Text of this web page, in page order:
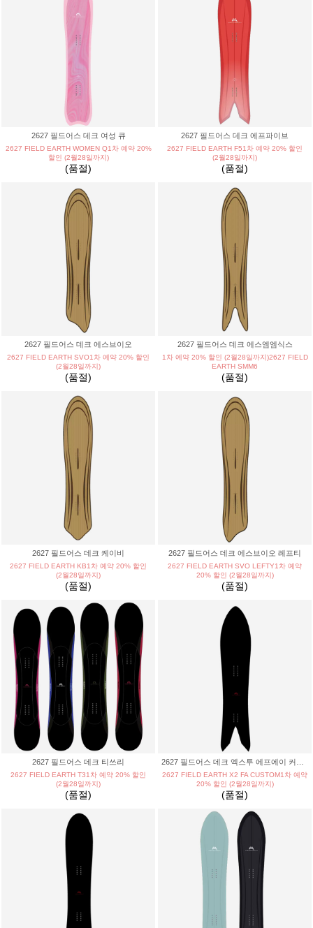
2627 필드어스 데크 여성 큐
2627 FIELD EARTH WOMEN Q1차 예약 20%
할인 (2월28일까지)
(품절)
2627 필드어스 데크 에프파이브
2627 FIELD EARTH F51차 예약 20% 할인
(2월28일까지)
(품절)
2627 필드어스 데크 에스브이오
2627 FIELD EARTH SVO1차 예약 20% 할인
(2월28일까지)
(품절)
2627 필드어스 데크 에스엠엠식스
1차 예약 20% 할인 (2월28일까지)2627 FIELD
EARTH SMM6
(품절)
2627 필드어스 데크 케이비
2627 FIELD EARTH KB1차 예약 20% 할인
(2월28일까지)
(품절)
2627 필드어스 데크 에스브이오 레프티
2627 FIELD EARTH SVO LEFTY1차 예약
20% 할인 (2월28일까지)
(품절)
2627 필드어스 데크 티쓰리
2627 FIELD EARTH T31차 예약 20% 할인
(2월28일까지)
(품절)
2627 필드어스 데크 엑스투 에프에이 커스텀
2627 FIELD EARTH X2 FA CUSTOM1차 예약
20% 할인 (2월28일까지)
(품절)